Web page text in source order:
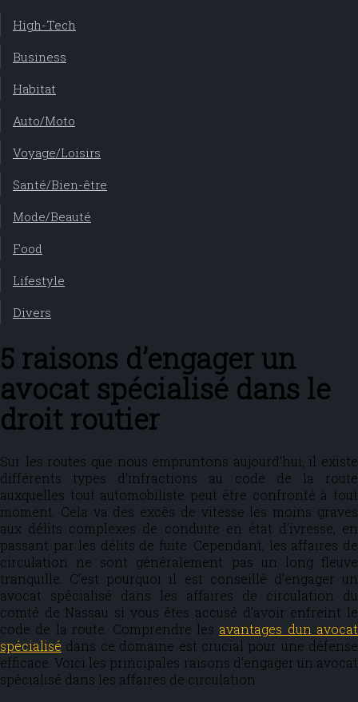
High-Tech
Business
Habitat
Auto/Moto
Voyage/Loisirs
Santé/Bien-être
Mode/Beauté
Food
Lifestyle
Divers
5 raisons d’engager un
avocat spécialisé dans le
droit routier
Sur les routes que nous empruntons aujourd’hui, il existe
différents types d’infractions au code de la route
auxquelles tout automobiliste peut être confronté à tout
moment. Cela va des excès de vitesse les moins graves
aux délits complexes de conduite en état d’ivresse, en
passant par les délits de fuite. Cependant, les affaires de
circulation ne sont généralement pas un long fleuve
tranquille. C’est pourquoi il est conseillé d’engager un
avocat spécialisé dans les affaires de circulation du
comté de Nassau si vous êtes accusé d’avoir enfreint le
code de la route. Comprendre les avantages dun avocat
spécialisé dans ce domaine est crucial pour une défense
efficace. Voici les principales raisons d’engager un avocat
spécialisé dans les affaires de circulation.